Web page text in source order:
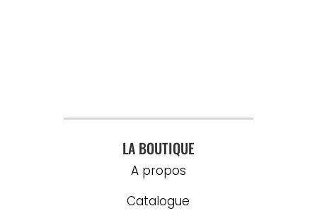
LA BOUTIQUE
A propos
Catalogue